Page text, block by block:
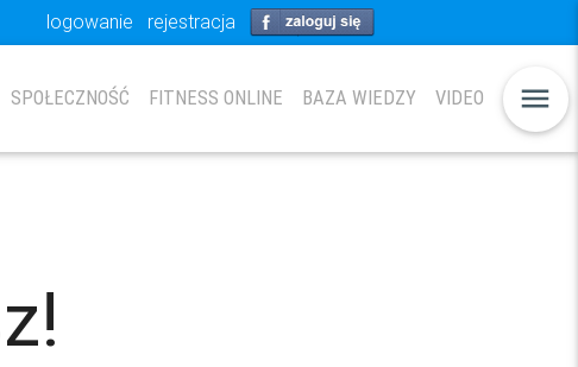
logowanie rejestracja
SPOŁECZNOŚĆ FITNESS ONLINE BAZA WIEDZY VIDEO menu